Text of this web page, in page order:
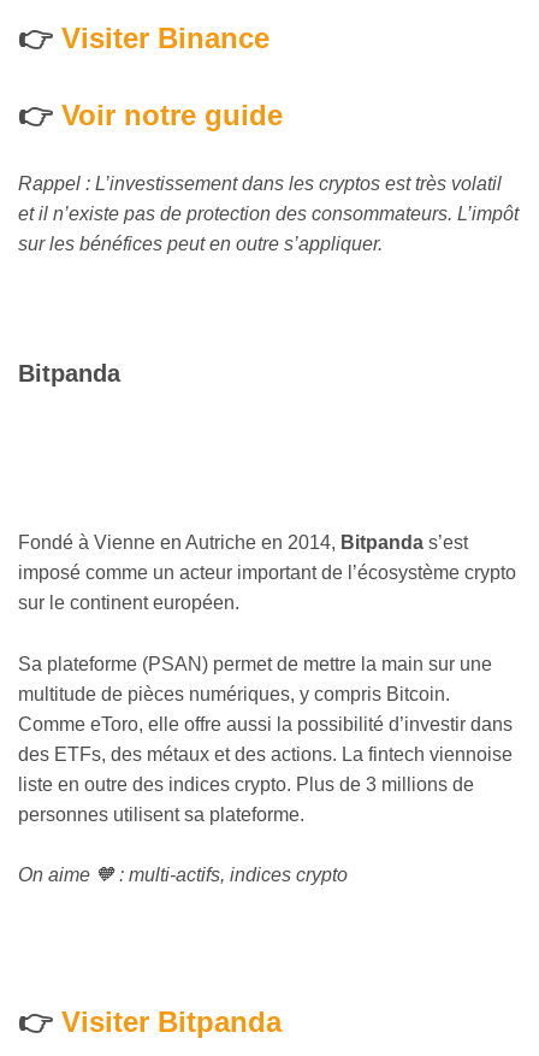
👉 Visiter Binance
👉 Voir notre guide
Rappel : L’investissement dans les cryptos est très volatil
et il n’existe pas de protection des consommateurs. L’impôt
sur les bénéfices peut en outre s’appliquer.
Bitpanda
Fondé à Vienne en Autriche en 2014, Bitpanda s’est
imposé comme un acteur important de l’écosystème crypto
sur le continent européen.
Sa plateforme (PSAN) permet de mettre la main sur une
multitude de pièces numériques, y compris Bitcoin.
Comme eToro, elle offre aussi la possibilité d’investir dans
des ETFs, des métaux et des actions. La fintech viennoise
liste en outre des indices crypto. Plus de 3 millions de
personnes utilisent sa plateforme.
On aime 🧡 : multi-actifs, indices crypto
👉 Visiter Bitpanda